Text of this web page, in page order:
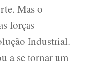
Mas o
forças
Industrial.
a se tornar um